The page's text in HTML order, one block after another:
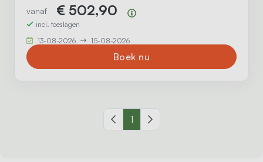
vanaf € 502,90
incl. toeslagen
13-08-2026
15-08-2026
Boek nu
Vorige pagina
1 Volgende pagina